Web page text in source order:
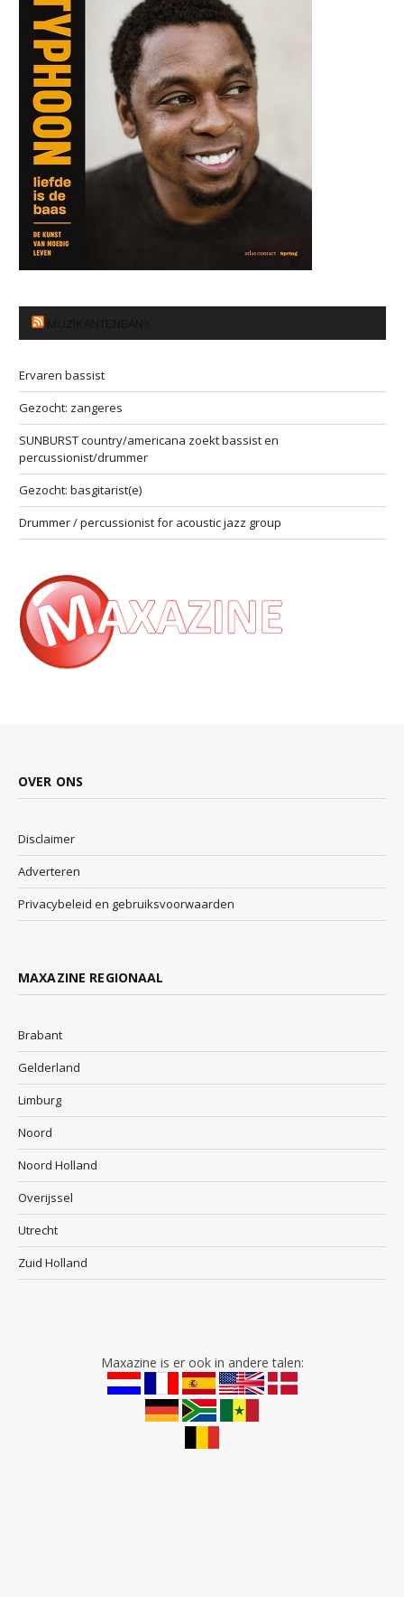
Ervaren bassist
Gezocht: zangeres
SUNBURST country/americana zoekt bassist en
percussionist/drummer
Gezocht: basgitarist(e)
Drummer / percussionist for acoustic jazz group
OVER ONS
Disclaimer
Adverteren
Privacybeleid en gebruiksvoorwaarden
MAXAZINE REGIONAAL
Brabant
Gelderland
Limburg
Noord
Noord Holland
Overijssel
Utrecht
Zuid Holland
Maxazine is er ook in andere talen: